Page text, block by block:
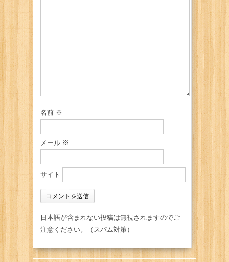
名前 ※
メール ※
サイト
日本語が含まれない投稿は無視されますのでご
注意ください。（スパム対策）